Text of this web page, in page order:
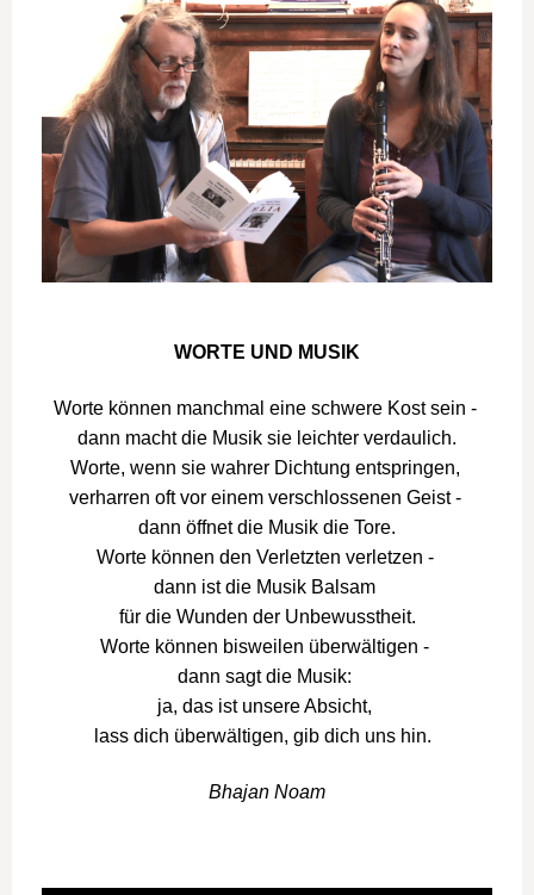
WORTE UND MUSIK
Worte können manchmal eine schwere Kost sein -
dann macht die Musik sie leichter verdaulich.
Worte, wenn sie wahrer Dichtung entspringen,
verharren oft vor einem verschlossenen Geist -
dann öffnet die Musik die Tore.
Worte können den Verletzten verletzen -
dann ist die Musik Balsam
für die Wunden der Unbewusstheit.
Worte können bisweilen überwältigen -
dann sagt die Musik:
ja, das ist unsere Absicht,
lass dich überwältigen, gib dich uns hin.
Bhajan Noam